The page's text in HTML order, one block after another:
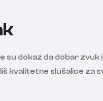
su dokaz da dobar
kvalitetne slušalice za